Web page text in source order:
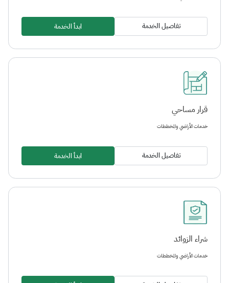
تفاصيل الخدمة ابدأ الخدمة
قرار مساحي
خدمات الأراضي والمخططات
تفاصيل الخدمة ابدأ الخدمة
شراء الزوائد
خدمات الأراضي والمخططات